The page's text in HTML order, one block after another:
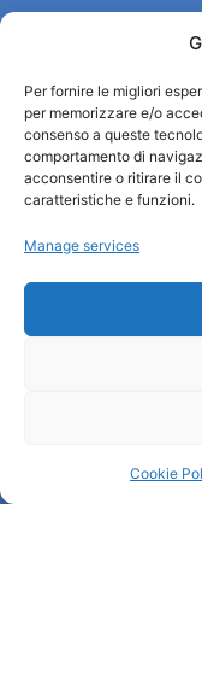
Per fornire le migliori
per memorizzare e/o
consenso a queste
comportamento di
acconsentire o ritirare il
caratteristiche e funzioni.
Manage services
Cookie
Turismo Padova
Wer sind wir
Informationsbüro und
Cookie Policy (UE)
Nützliche